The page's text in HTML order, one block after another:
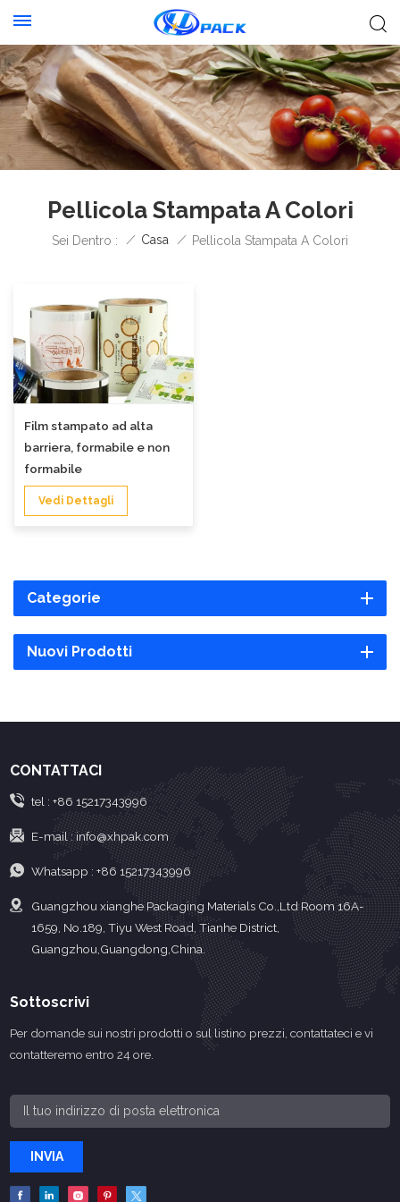
Pellicola Stampata A Colori
Sei Dentro : / Casa / Pellicola Stampata A Colori
Film stampato ad alta
barriera, formabile e non
formabile
Vedi Dettagli
Categorie
Nuovi Prodotti
CONTATTACI
tel : +86 15217343996
E-mail :info@xhpak.com
Whatsapp : +86 15217343996
Guangzhou xianghe Packaging Materials Co.,Ltd Room 16A-
1659, No.189, Tiyu West Road, Tianhe District,
Guangzhou,Guangdong,China.
Sottoscrivi
Per domande sui nostri prodotti o sul listino prezzi, contattateci e vi
contatteremo entro 24 ore.
INVIA